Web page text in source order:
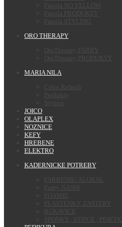
Fanola NO YELLOW
Fanola PRODUKTY
Fanola STYLING
ORO THERAPY
OroTherapy FARBY
OroTherapy PRODUKTY
MARIA NILA
Color Refresh
Produkty
Styling
JOICO
OLAPLEX
NOZNICE
KEFY
HREBENE
ELEKTRO
KADERNICKE POTREBY
FARBENIE/ ALOBAL
Farby NASHI
FOAMIE
PLASTENKY, ZASTERY
RUKAVICE
SPONKY , STIPCE ,